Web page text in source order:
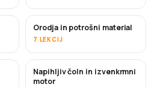
Orodja in potrošni material
7 LEKCIJ
Napihljiv čoln in izvenkrmni
motor